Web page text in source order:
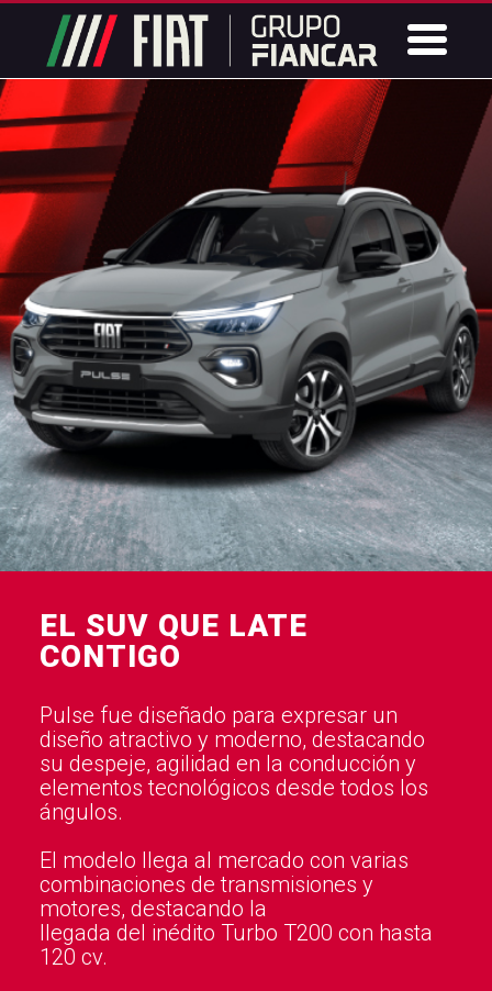
EL SUV QUE LATE
CONTIGO
Pulse fue diseñado para expresar un
diseño atractivo y moderno, destacando
su despeje, agilidad en la conducción y
elementos tecnológicos desde todos los
ángulos.
El modelo llega al mercado con varias
combinaciones de transmisiones y
motores, destacando la
llegada del inédito Turbo T200 con hasta
120 cv.